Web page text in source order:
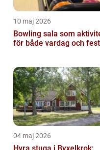
10 maj 2026
Bowling sala som
för både vardag och fest
04 maj 2026